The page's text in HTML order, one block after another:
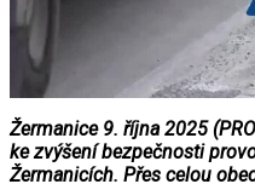
Žermanice 9. října 2025
ke zvýšení bezpečnosti
Žermanicích. Přes celou